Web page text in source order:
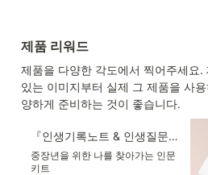
제품 리워드
제품을 다양한 각도에서 찍어주세요
있는 이미지부터 실제 그 제품을 사
양하게 준비하는 것이 좋습니다.
『인생기록노트 & 인생질문카드』 : 나를 찾아가는 시간
중장년을 위한 나를 찾아가는 인문
키트